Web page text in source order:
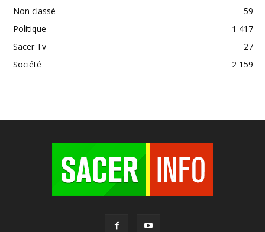
Non classé
59
Politique
1 417
Sacer Tv
27
Société
2 159